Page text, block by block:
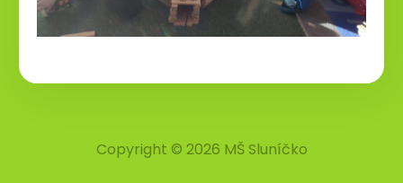
Copyright © 2026 MŠ Sluníčko